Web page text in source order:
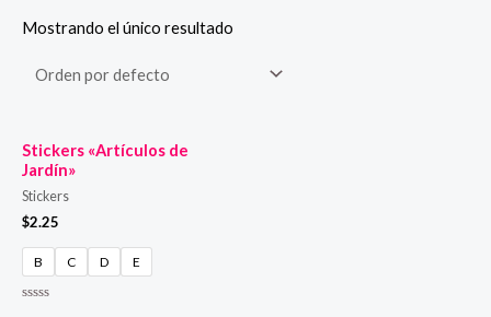
Mostrando el único resultado
Stickers «Artículos de
Jardín»
Stickers
$2.25
B C D E